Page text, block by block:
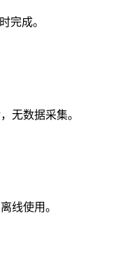
完成。
无数据采集。
线使用。